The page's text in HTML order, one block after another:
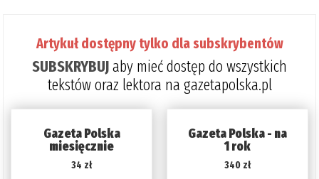
Artykuł dostępny tylko dla subskrybentów
SUBSKRYBUJaby mieć dostęp do wszystkich
tekstów oraz lektora na gazetapolska.pl
Gazeta Polska
miesięcznie
34 zł
Gazeta Polska - na
1 rok
340 zł